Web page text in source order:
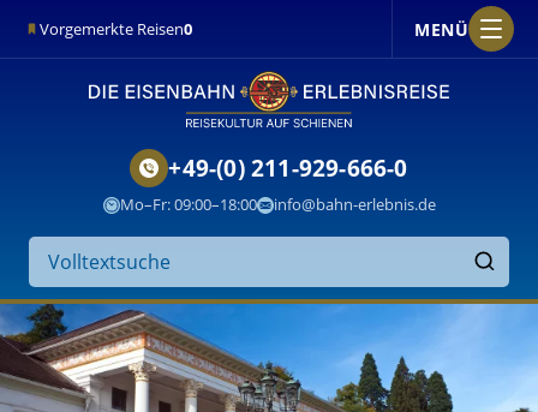
Vorgemerkte Reisen0 MENÜ
Suche
auf
der
Website
Finden
+49-(0) 211-929-666-0
Mo–Fr: 09:00–18:00 info@bahn-erlebnis.de